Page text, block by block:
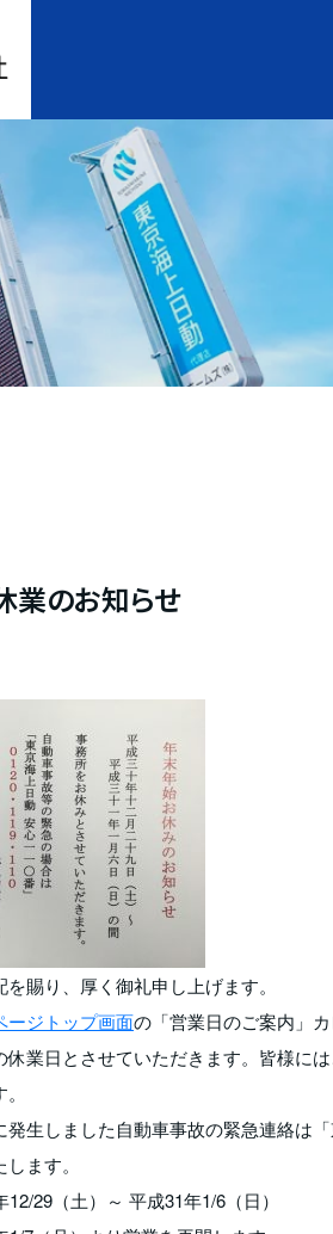
業のお知らせ
賜り、厚く御礼申し上げます。
ージトップ画面の「営業日のご案内」
業日とさせていただきます。皆様に
発生しました自動車事故の緊急連絡は
ます。
29（土）～ 平成31年1/6（日）